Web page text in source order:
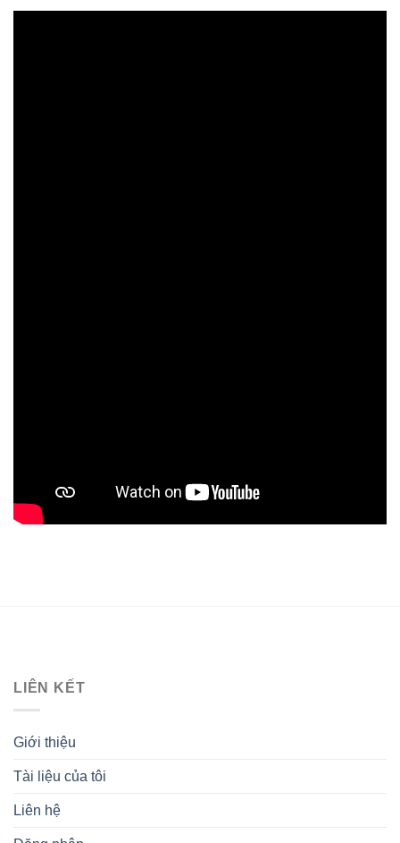
LIÊN KẾT
Giới thiệu
Tài liệu của tôi
Liên hệ